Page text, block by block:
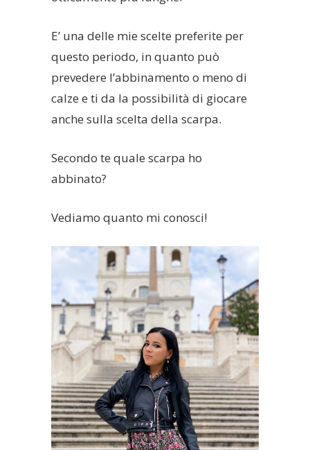
E’ una delle mie scelte preferite per
questo periodo, in quanto può
prevedere l’abbinamento o meno di
calze e ti da la possibilità di giocare
anche sulla scelta della scarpa.
Secondo te quale scarpa ho
abbinato?
Vediamo quanto mi conosci!